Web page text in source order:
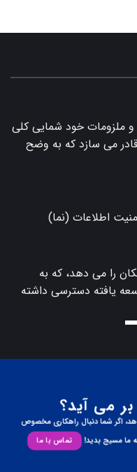
ملزومات خود شمایی کلی
می سازد که به وضح
اطلاعات (نما)
را می دهد، که به
یافته دسترسی داشته
می آید؟
اگر شما دنبال راهکاری مخصوص
ما مسیج بدید!
تماس با ما